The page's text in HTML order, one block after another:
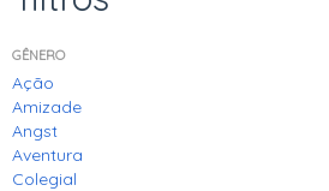
GÊNERO
Ação
Amizade
Angst
Aventura
Colegial